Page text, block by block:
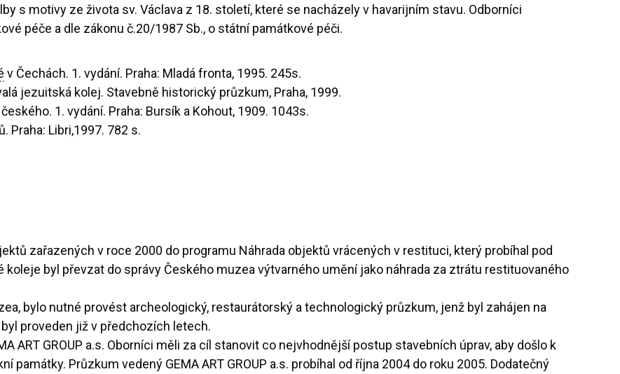
s motivy ze života sv. Václava z 18. století, které se nacházely v havarijním stavu. Odborníci
péče a dle zákonu č.20/1987 Sb., o státní památkové péči.
v Čechách. 1. vydání. Praha: Mladá fronta, 1995. 245s.
jezuitská kolej. Stavebně historický průzkum, Praha, 1999.
1. vydání. Praha: Bursík a Kohout, 1909. 1043s.
Praha: Libri,1997. 782 s.
zařazených v roce 2000 do programu Náhrada objektů vrácených v restituci, který probíhal pod
byl převzat do správy Českého muzea výtvarného umění jako náhrada za ztrátu restituovaného
bylo nutné provést archeologický, restaurátorský a technologický průzkum, jenž byl zahájen na
proveden již v předchozích letech.
ART GROUP a.s. Oborníci měli za cíl stanovit co nejvhodnější postup stavebních úprav, aby došlo k
památky. Průzkum vedený GEMA ART GROUP a.s. probíhal od října 2004 do roku 2005. Dodatečný